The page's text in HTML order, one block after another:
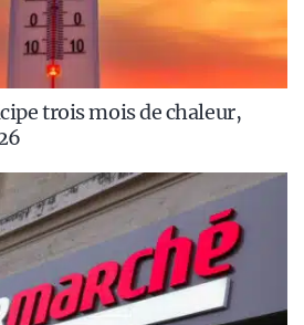
trois mois de chaleur,